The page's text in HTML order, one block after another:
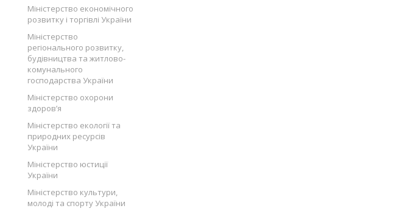
Міністерство економічного
розвитку і торгівлі України
Міністерство
регіонального розвитку,
будівництва та житлово-
комунального
господарства України
Міністерство охорони
здоров’я
Міністерство екології та
природних ресурсів
України
Міністерство юстиції
України
Міністерство культури,
молоді та спорту України